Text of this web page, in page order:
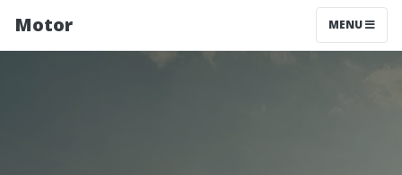
Motor MENU